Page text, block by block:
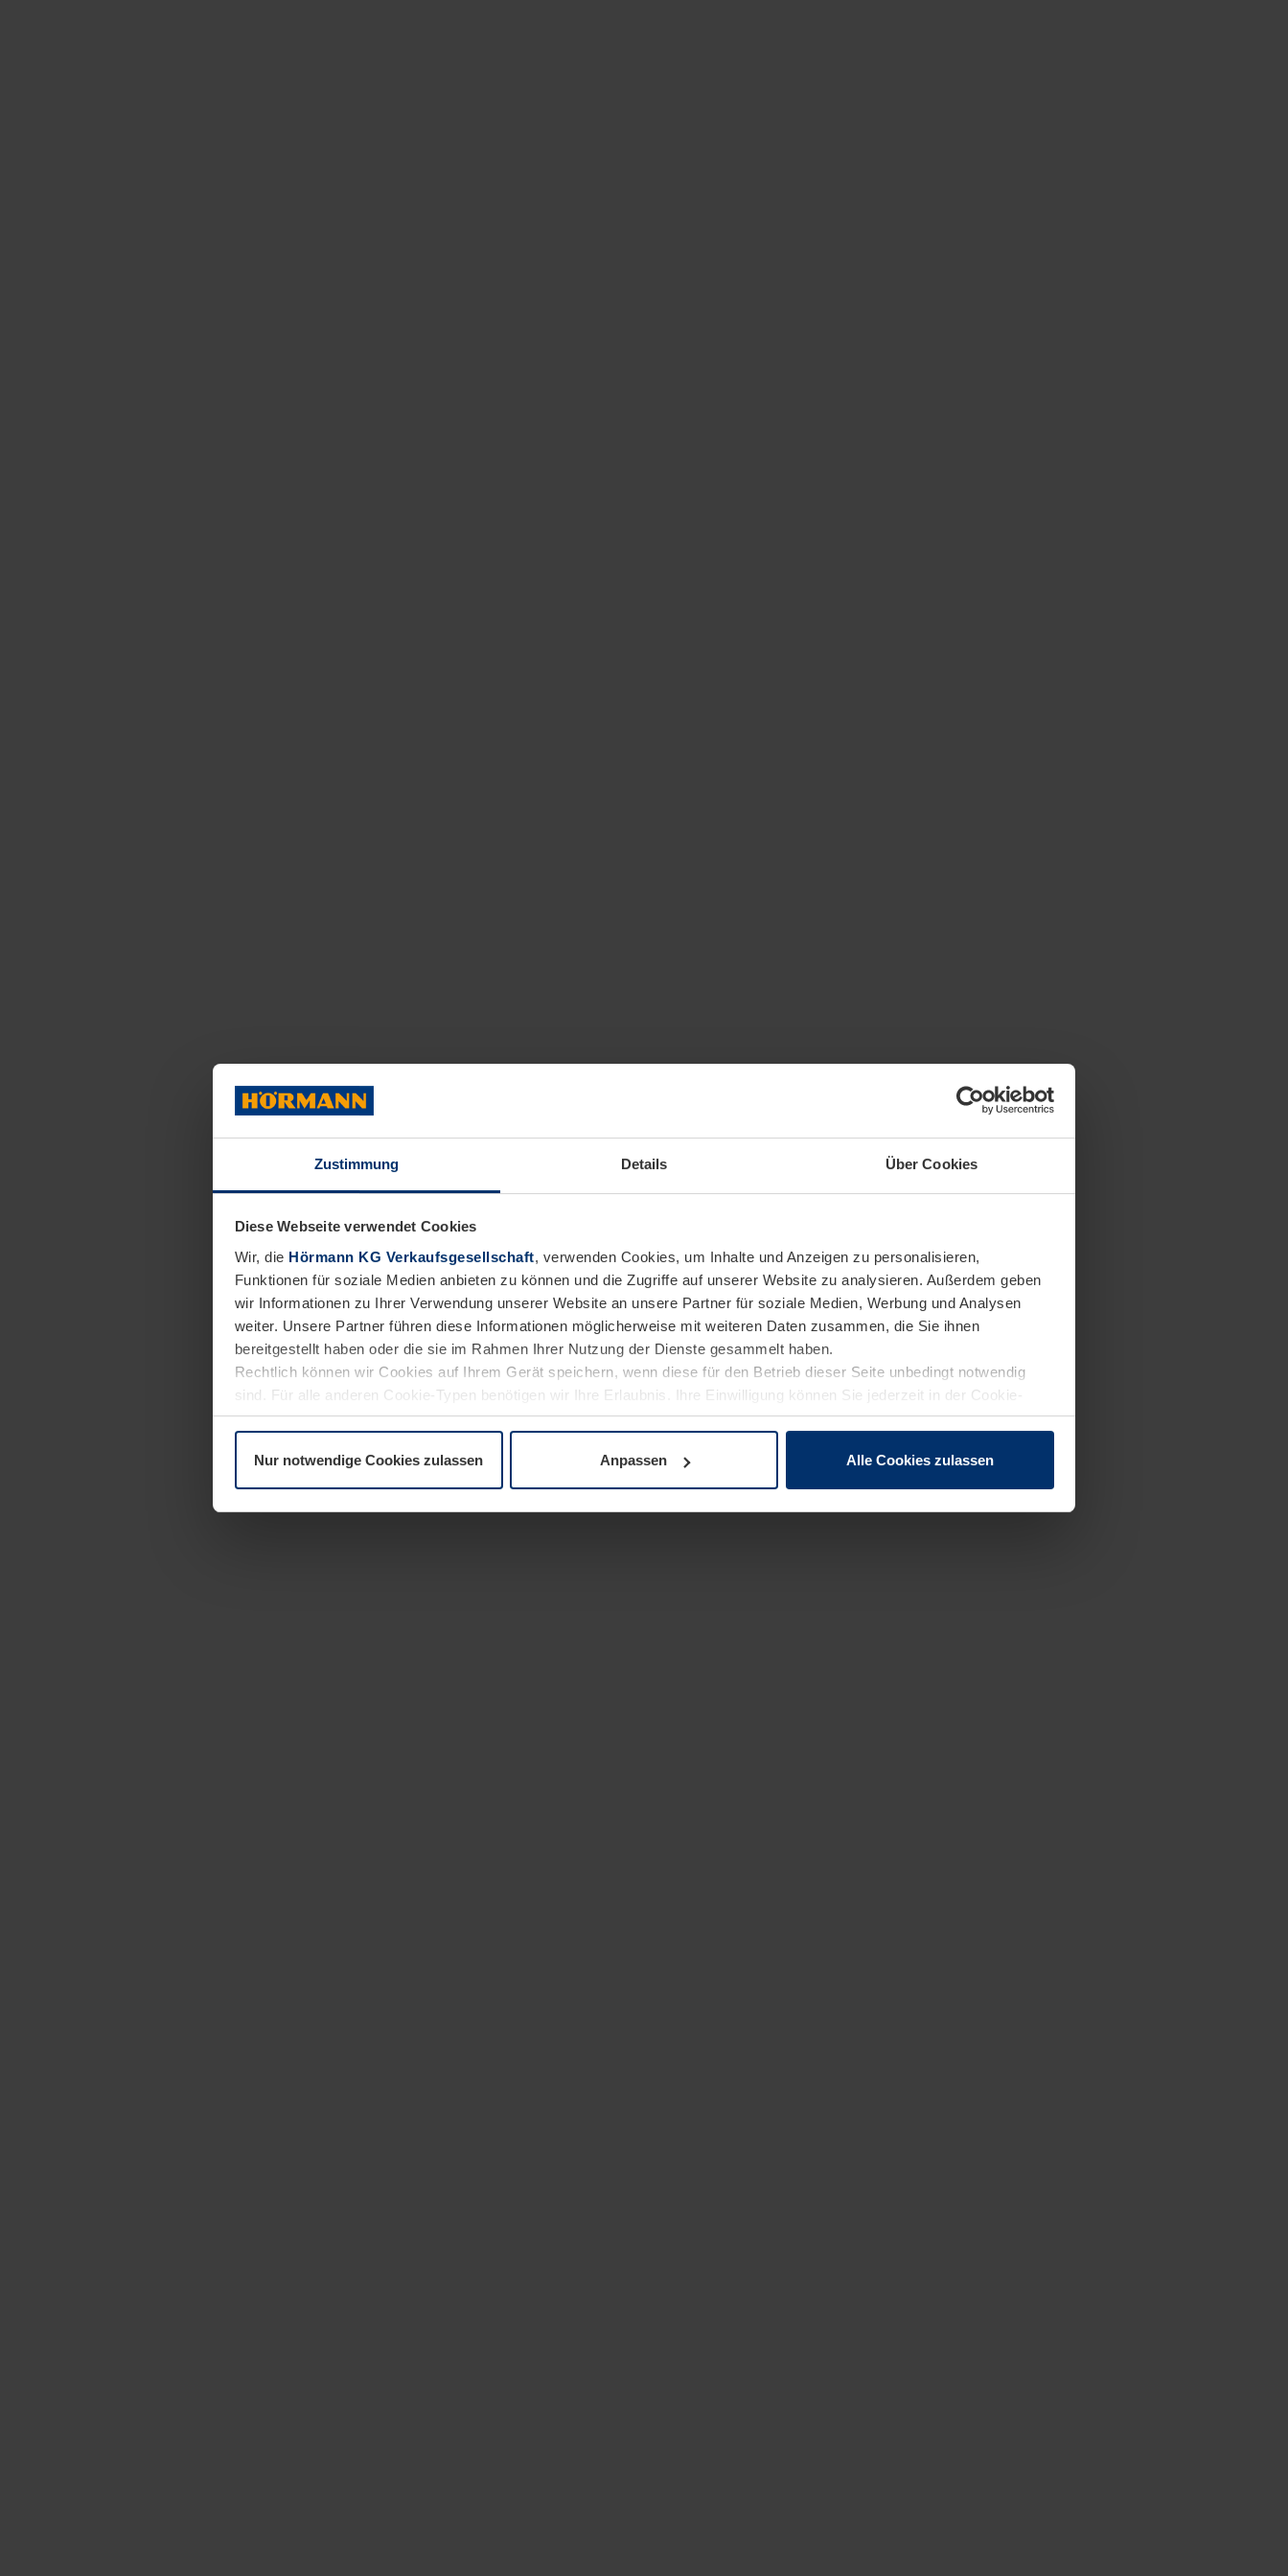
Zustimmung Details Über Cookies
Diese Webseite verwendet Cookies
Wir, die Hörmann KG Verkaufsgesellschaft, verwenden Cookies, um Inhalte und Anzeigen zu personalisieren,
Funktionen für soziale Medien anbieten zu können und die Zugriffe auf unserer Website zu analysieren. Außerdem geben
wir Informationen zu Ihrer Verwendung unserer Website an unsere Partner für soziale Medien, Werbung und Analysen
weiter. Unsere Partner führen diese Informationen möglicherweise mit weiteren Daten zusammen, die Sie ihnen
bereitgestellt haben oder die sie im Rahmen Ihrer Nutzung der Dienste gesammelt haben.
Rechtlich können wir Cookies auf Ihrem Gerät speichern, wenn diese für den Betrieb dieser Seite unbedingt notwendig
sind. Für alle anderen Cookie-Typen benötigen wir Ihre Erlaubnis. Ihre Einwilligung können Sie jederzeit in der Cookie-
Erläuterung auf der SeiteDatenschutzerklärungunserer Website ändern oder widerrufen.
Nur notwendige Cookies zulassen Anpassen Alle Cookies zulassen